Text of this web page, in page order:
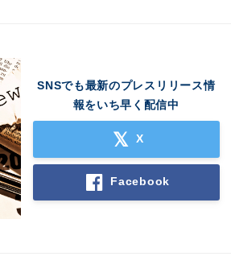
SNSでも最新のプレスリリース情
報をいち早く配信中
X
Facebook